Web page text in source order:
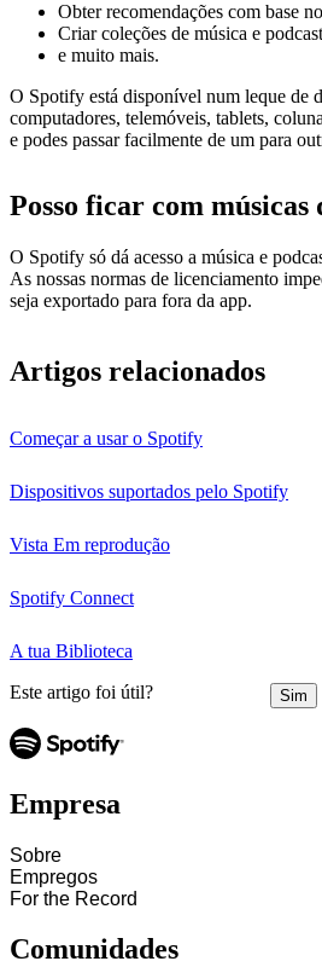
Obter recomendações com base
Criar coleções de música e
e muito mais.
O Spotify está disponível num leque de
computadores, telemóveis, tablets,
e podes passar facilmente de um para
Posso ficar com músicas
O Spotify só dá acesso a música e
As nossas normas de licenciamento
seja exportado para fora da app.
Artigos relacionados
Começar a usar o Spotify
Dispositivos suportados pelo Spotify
Vista Em reprodução
Spotify Connect
A tua Biblioteca
Este artigo foi útil? Sim
Empresa
Sobre
Empregos
For the Record
Comunidades